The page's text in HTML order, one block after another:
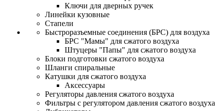
Ключи для дверных ручек
Линейки кузовные
Стапели
Быстроразъемные соединения (БРС) для воздуха
БРС "Мамы" для сжатого воздуха
Штуцеры "Папы" для сжатого воздуха
Блоки подготовки сжатого воздуха
Шланги спиральные
Катушки для сжатого воздуха
Аксессуары
Регуляторы давления сжатого воздуха
Фильтры с регулятором давления сжатого воздуха